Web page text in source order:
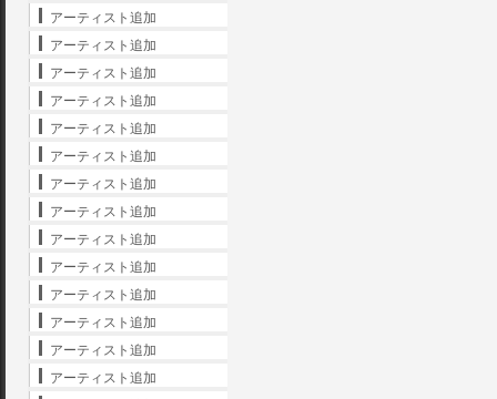
アーティスト追加
アーティスト追加
アーティスト追加
アーティスト追加
アーティスト追加
アーティスト追加
アーティスト追加
アーティスト追加
アーティスト追加
アーティスト追加
アーティスト追加
アーティスト追加
アーティスト追加
アーティスト追加